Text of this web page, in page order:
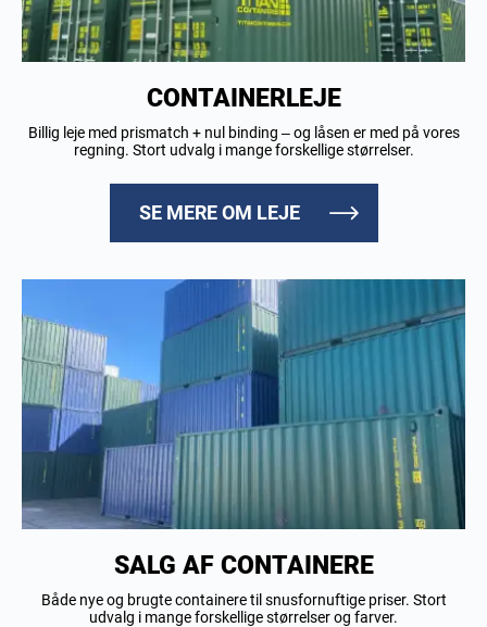
CONTAINERLEJE
Billig leje med prismatch + nul binding – og låsen er med på vores
regning. Stort udvalg i mange forskellige størrelser.
SE MERE OM LEJE
SALG AF CONTAINERE
Både nye og brugte containere til snusfornuftige priser. Stort
udvalg i mange forskellige størrelser og farver.